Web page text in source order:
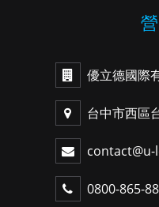
優立德國際
台中市西區
0800-865-